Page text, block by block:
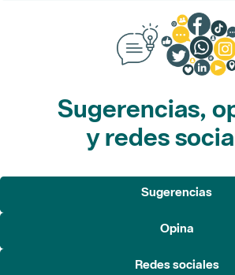
Sugerencias,
y redes
Sugerencias
Opina
Redes sociales